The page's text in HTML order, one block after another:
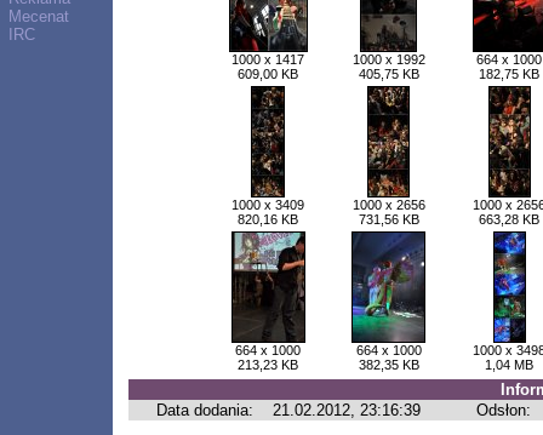
Mecenat
IRC
1000 x 1417
609,00 KB
1000 x 1992
405,75 KB
664 x 1000
182,75 KB
1000 x 3409
820,16 KB
1000 x 2656
731,56 KB
1000 x
663,28 KB
664 x 1000
213,23 KB
664 x 1000
382,35 KB
1000 x
1,04 MB
Data dodania:
21.02.2012, 23:16:39 Odsłon: